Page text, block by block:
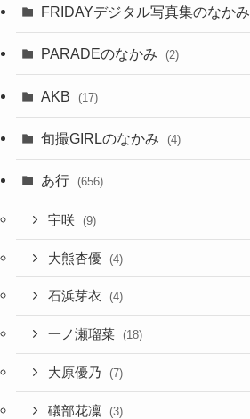
FRIDAYデジタル写真集のなかみ
PARADEのなかみ (2)
AKB (17)
旬撮GIRLのなかみ (4)
あ行 (656)
宇咲 (9)
大熊杏優 (4)
石浜芽衣 (4)
一ノ瀬瑠菜 (18)
大原優乃 (7)
礒部花凜 (3)